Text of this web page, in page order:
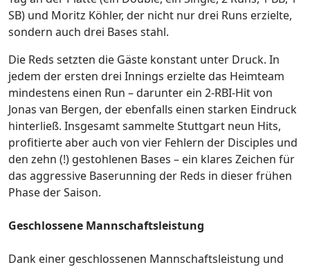
SB) und Moritz Köhler, der nicht nur drei Runs erzielte,
sondern auch drei Bases stahl.
Die Reds setzten die Gäste konstant unter Druck. In
jedem der ersten drei Innings erzielte das Heimteam
mindestens einen Run – darunter ein 2-RBI-Hit von
Jonas van Bergen, der ebenfalls einen starken Eindruck
hinterließ. Insgesamt sammelte Stuttgart neun Hits,
profitierte aber auch von vier Fehlern der Disciples und
den zehn (!) gestohlenen Bases – ein klares Zeichen für
das aggressive Baserunning der Reds in dieser frühen
Phase der Saison.
Geschlossene Mannschaftsleistung
Dank einer geschlossenen Mannschaftsleistung und